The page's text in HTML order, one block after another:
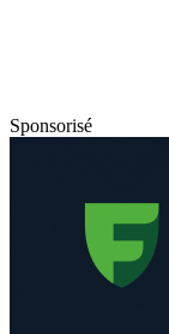
Sponsorisé